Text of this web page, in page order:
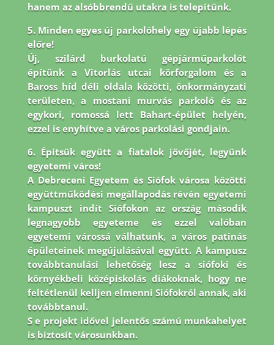
hanem az alsóbbrendű utakra is telepítünk.
5. Minden egyes új parkolóhely egy újabb lépés
előre!
Új, szilárd burkolatú gépjárműparkolót
építünk a Vitorlás utcai körforgalom és a
Baross híd déli oldala közötti, önkormányzati
területen, a mostani murvás parkoló és az
egykori, romossá lett Bahart-épület helyén,
ezzel is enyhítve a város parkolási gondjain.
6. Építsük együtt a fiatalok jövőjét, legyünk
egyetemi város!
A Debreceni Egyetem és Siófok városa közötti
együttműködési megállapodás révén egyetemi
kampuszt indít Siófokon az ország második
legnagyobb egyeteme és ezzel valóban
egyetemi várossá válhatunk, a város patinás
épületeinek megújulásával együtt. A kampusz
továbbtanulási lehetőség lesz a siófoki és
környékbeli középiskolás diákoknak, hogy ne
feltétlenül kelljen elmenni Siófokról annak, aki
továbbtanul.
S e projekt idővel jelentős számú munkahelyet
is biztosít városunkban.